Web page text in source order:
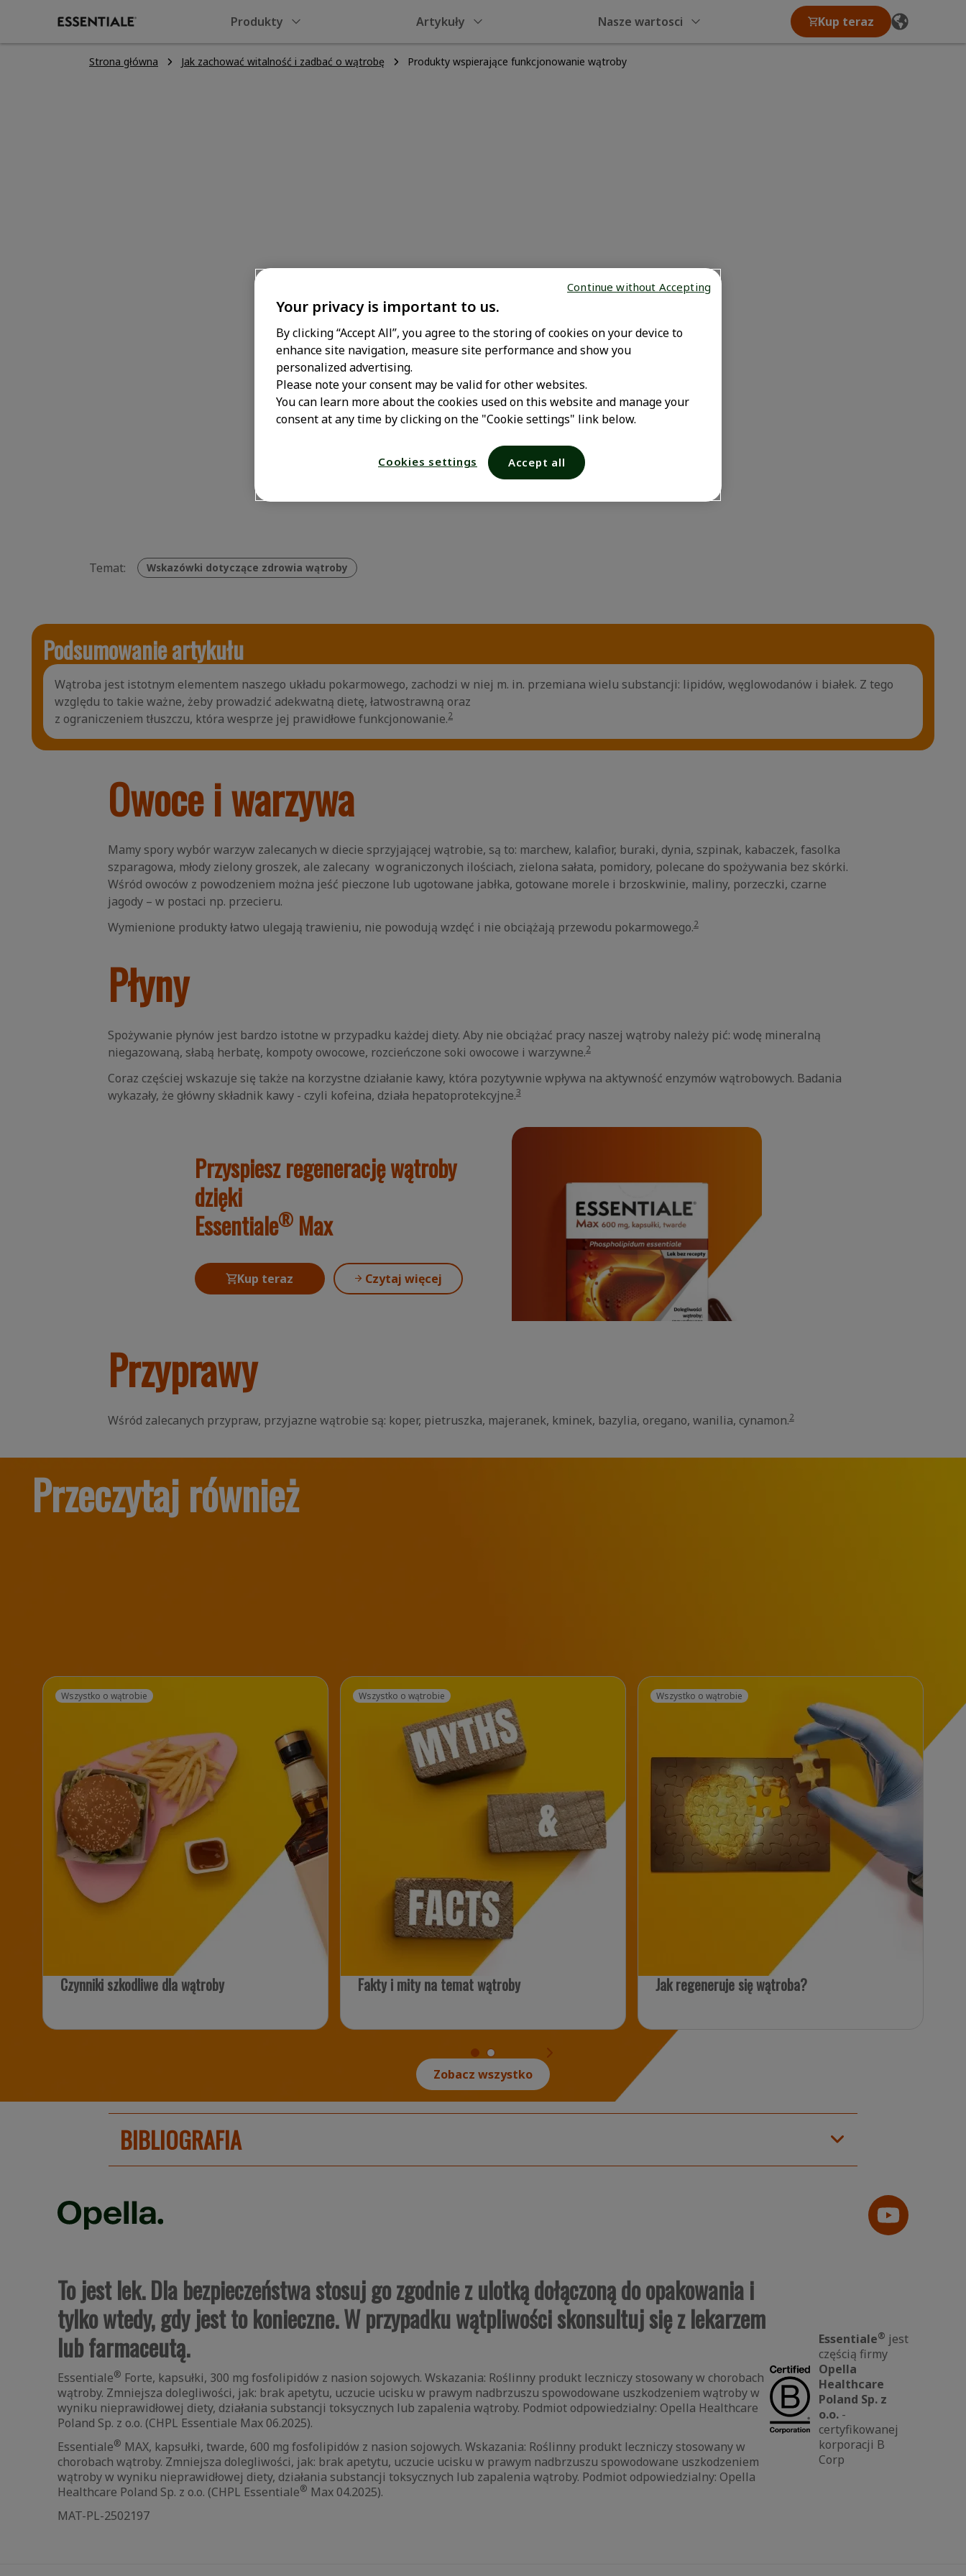
Produkty Artykuły Nasze wartosci Kup teraz
Strona główna Jak zachować witalność i zadbać o wątrobę Produkty wspierające funkcjonowanie wątroby
wątrobie działać jak należy
Temat: Wskazówki dotyczące zdrowia wątroby
Podsumowanie artykułu
Wątroba jest istotnym elementem naszego układu pokarmowego, zachodzi w niej m. in. przemiana wielu substancji: lipidów, węglowodanów i białek. Z tego
względu to takie ważne, żeby prowadzić adekwatną dietę, łatwostrawną oraz
z ograniczeniem tłuszczu, która wesprze jej prawidłowe funkcjonowanie.2
Owoce i warzywa
Mamy spory wybór warzyw zalecanych w diecie sprzyjającej wątrobie, są to: marchew, kalafior, buraki, dynia, szpinak, kabaczek, fasolka
szparagowa, młody zielony groszek, ale zalecany w ograniczonych ilościach, zielona sałata, pomidory, polecane do spożywania bez skórki.
Wśród owoców z powodzeniem można jeść pieczone lub ugotowane jabłka, gotowane morele i brzoskwinie, maliny, porzeczki, czarne
jagody – w postaci np. przecieru.
Wymienione produkty łatwo ulegają trawieniu, nie powodują wzdęć i nie obciążają przewodu pokarmowego.2
Płyny
Spożywanie płynów jest bardzo istotne w przypadku każdej diety. Aby nie obciążać pracy naszej wątroby należy pić: wodę mineralną
niegazowaną, słabą herbatę, kompoty owocowe, rozcieńczone soki owocowe i warzywne.2
Coraz częściej wskazuje się także na korzystne działanie kawy, która pozytywnie wpływa na aktywność enzymów wątrobowych. Badania
wykazały, że główny składnik kawy - czyli kofeina, działa hepatoprotekcyjne.3
Przyspiesz regenerację wątroby
dzięki
Essentiale® Max
Kup teraz Czytaj więcej
Przyprawy
Wśród zalecanych przypraw, przyjazne wątrobie są: koper, pietruszka, majeranek, kminek, bazylia, oregano, wanilia, cynamon.2
Przeczytaj również
Wszystko o wątrobie
Czynniki szkodliwe dla wątroby
Wszystko o wątrobie
Fakty i mity na temat wątroby
Wszystko o wątrobie
Jak regeneruje się wątroba?
Zobacz wszystko
BIBLIOGRAFIA
To jest lek. Dla bezpieczeństwa stosuj go zgodnie z ulotką dołączoną do opakowania i
tylko wtedy, gdy jest to konieczne. W przypadku wątpliwości skonsultuj się z lekarzem
lub farmaceutą.
Essentiale® Forte, kapsułki, 300 mg fosfolipidów z nasion sojowych. Wskazania: Roślinny produkt leczniczy stosowany w chorobach
wątroby. Zmniejsza dolegliwości, jak: brak apetytu, uczucie ucisku w prawym nadbrzuszu spowodowane uszkodzeniem wątroby w
wyniku nieprawidłowej diety, działania substancji toksycznych lub zapalenia wątroby. Podmiot odpowiedzialny: Opella Healthcare
Poland Sp. z o.o. (CHPL Essentiale Max 06.2025).
Essentiale® MAX, kapsułki, twarde, 600 mg fosfolipidów z nasion sojowych. Wskazania: Roślinny produkt leczniczy stosowany w
chorobach wątroby. Zmniejsza dolegliwości, jak: brak apetytu, uczucie ucisku w prawym nadbrzuszu spowodowane uszkodzeniem
wątroby w wyniku nieprawidłowej diety, działania substancji toksycznych lub zapalenia wątroby. Podmiot odpowiedzialny: Opella
Healthcare Poland Sp. z o.o. (CHPL Essentiale® Max 04.2025).
MAT-PL-2502197
Essentiale® jest
częścią firmy
Opella
Healthcare
Poland Sp. z
o.o. -
certyfikowanej
korporacji B
Corp
Your privacy is important to us.
By clicking “Accept All”, you agree to the storing of cookies on your device to
enhance site navigation, measure site performance and show you
personalized advertising.
Please note your consent may be valid for other websites.
You can learn more about the cookies used on this website and manage your
consent at any time by clicking on the "Cookie settings" link below.
Cookies settings Accept all
Continue without Accepting